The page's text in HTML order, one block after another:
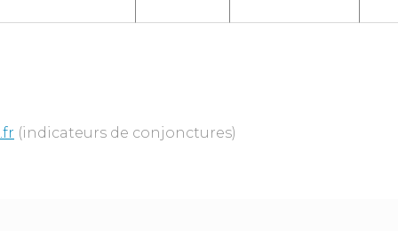
(indicateurs de conjonctures)